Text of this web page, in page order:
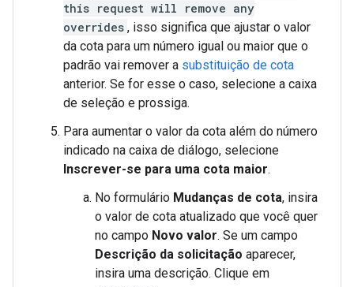
this request will remove any
overrides , isso significa que ajustar o valor
da cota para um número igual ou maior que o
padrão vai remover a substituição de cota
anterior. Se for esse o caso, selecione a caixa
de seleção e prossiga.
Para aumentar o valor da cota além do número
indicado na caixa de diálogo, selecione
Inscrever-se para uma cota maior.
No formulário Mudanças de cota, insira
o valor de cota atualizado que você quer
no campo Novo valor. Se um campo
Descrição da solicitação aparecer,
insira uma descrição. Clique em